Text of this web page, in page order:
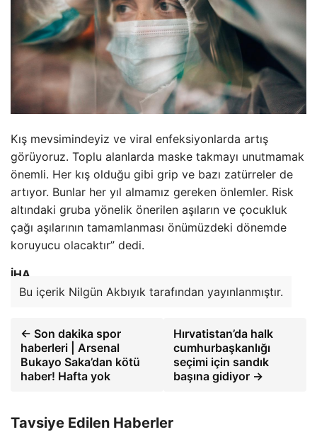
Kış mevsimindeyiz ve viral enfeksiyonlarda artış
görüyoruz. Toplu alanlarda maske takmayı unutmamak
önemli. Her kış olduğu gibi grip ve bazı zatürreler de
artıyor. Bunlar her yıl almamız gereken önlemler. Risk
altındaki gruba yönelik önerilen aşıların ve çocukluk
çağı aşılarının tamamlanması önümüzdeki dönemde
koruyucu olacaktır” dedi.
İHA
Bu içerik Nilgün Akbıyık tarafından yayınlanmıştır.
← Son dakika spor
haberleri | Arsenal
Bukayo Saka’dan kötü
haber! Hafta yok
Hırvatistan’da halk
cumhurbaşkanlığı
seçimi için sandık
başına gidiyor →
Tavsiye Edilen Haberler